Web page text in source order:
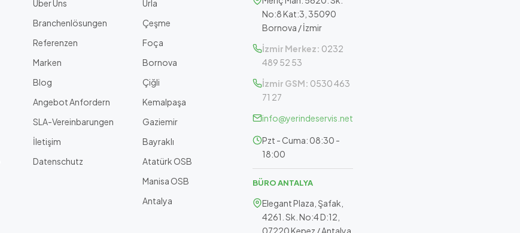
Über Uns
Branchenlösungen
Referenzen
Marken
Blog
Angebot Anfordern
SLA-Vereinbarungen
İletişim
Datenschutz
Urla
Çeşme
Foça
Bornova
Çiğli
Kemalpaşa
Gaziemir
Bayraklı
Atatürk OSB
Manisa OSB
Antalya
No:8 Kat:3, 35090
Bornova / İzmir
İzmir Merkez: 0232
489 52 53
İzmir GSM: 0530 463
71 27
info@yerindeservis.net
Pzt - Cuma: 08:30 -
18:00
BÜRO ANTALYA
Elegant Plaza, Şafak,
4261. Sk. No:4 D:12,
07220 Kepez / Antalya